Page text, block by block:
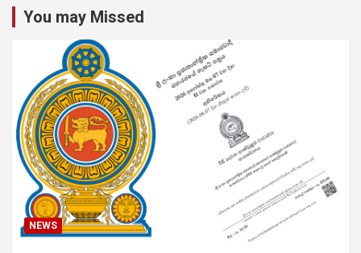
You may Missed
NEWS